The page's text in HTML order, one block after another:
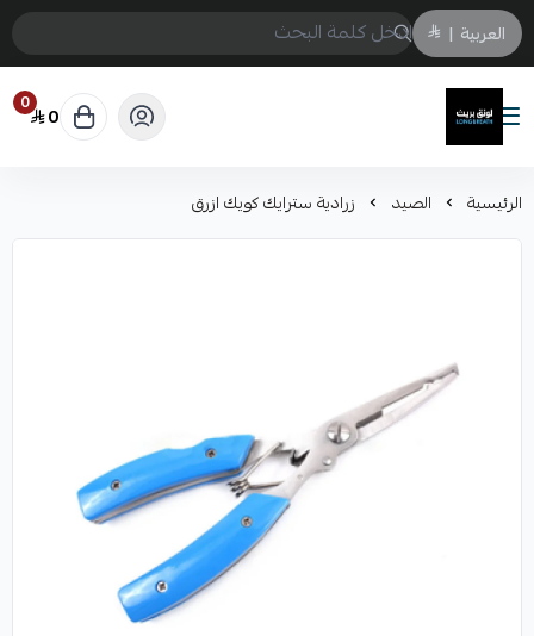
العربية |
لونق بريث
0 0
الرئيسية الصيد زرادية سترايك كويك ازرق